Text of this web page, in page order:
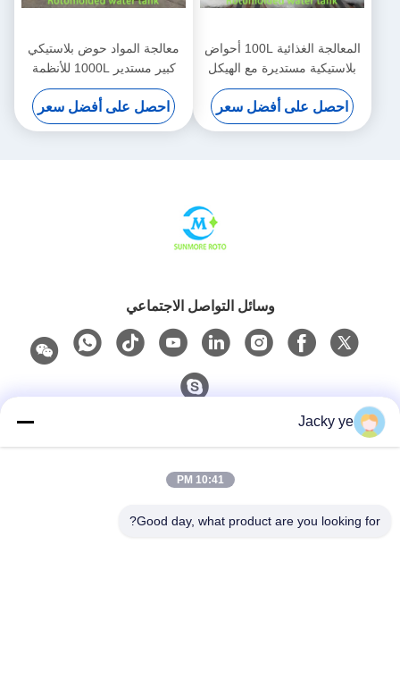
المعالجة الغذائية 100L أحواض
بلاستيكية مستديرة مع الهيكل
العالي / المنخفض
احصل على أفضل سعر
معالجة المواد حوض بلاستيكي
كبير مستدير 1000L للأنظمة
الصناعية
احصل على أفضل سعر
وسائل التواصل الاجتماعي
Jacky ye
10:41 PM
Good day, what product are you looking for?